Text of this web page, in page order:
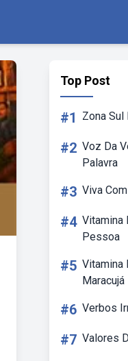
Top Post
#1 Zona Sul
#2 Voz Da
Palavra
#3 Viva
#4 Vitamina
Pessoa
#5 Vitamina
Maracujá
#6 Verbos
#7 Valores